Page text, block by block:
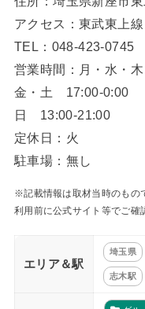
アクセス：東武東上
TEL：048-423-0745
営業時間：月・水・
金・土 17:00-0:00
日 13:00-21:00
定休日：火
駐車場：無し
※記載情報は取材当時のもの
利用前に公式サイト等でご確
エリア＆駅
埼玉県
志木駅